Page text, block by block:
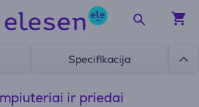
Specifikacija
ir priedai